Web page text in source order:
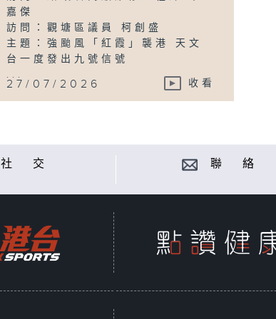
嘉傑
訪問：觀塘區議員 柯創盛
主題：強颱風「紅霞」襲港 天文
台一度發出九號信號
...
27/07/2026 收看
社 交 聯 絡